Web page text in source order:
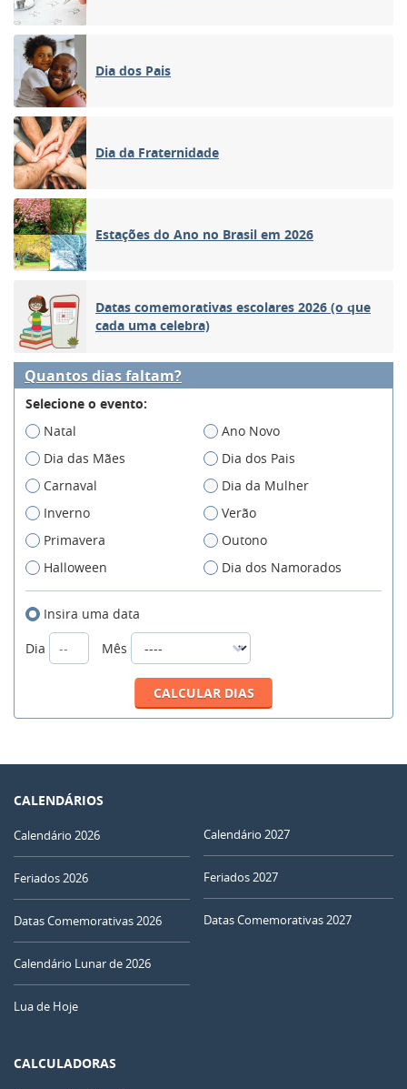
Dia dos Pais
Dia da Fraternidade
Estações do Ano no Brasil em 2026
Datas comemorativas escolares 2026 (o que
cada uma celebra)
Quantos dias faltam?
Selecione o evento:
Natal
Ano Novo
Dia das Mães
Dia dos Pais
Carnaval
Dia da Mulher
Inverno
Verão
Primavera
Outono
Halloween
Dia dos Namorados
Insira uma data
Dia
Mês
CALENDÁRIOS
Calendário 2026
Feriados 2026
Datas Comemorativas 2026
Calendário Lunar de 2026
Lua de Hoje
Calendário 2027
Feriados 2027
Datas Comemorativas 2027
CALCULADORAS